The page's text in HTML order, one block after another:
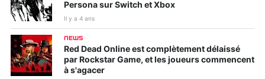
Persona sur Switch et Xbox
Il y a 4 ans
NEWS
Red Dead Online est complètement délaissé
par Rockstar Game, et les joueurs commencent
à s'agacer